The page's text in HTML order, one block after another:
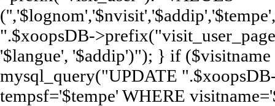
".$xoopsDB-
'$langue', '$addip')"); } if
mysql_query("UPDATE
tempsf='$tempe' WHERE